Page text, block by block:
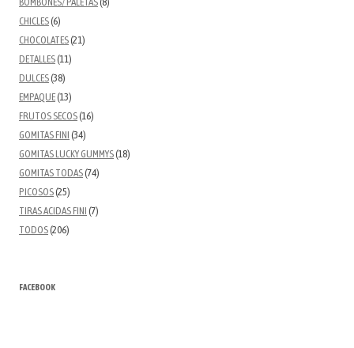
CHICLES(6)
CHOCOLATES(21)
DETALLES(11)
DULCES(38)
EMPAQUE(13)
FRUTOS SECOS(16)
GOMITAS FINI (34)
GOMITAS LUCKY GUMMYS(18)
GOMITAS TODAS(74)
PICOSOS(25)
TIRAS ACIDAS FINI (7)
TODOS(206)
FACEBOOK